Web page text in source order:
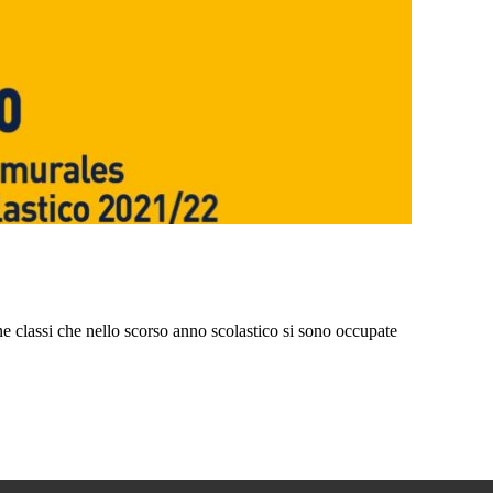
che nello scorso anno scolastico si sono occupate